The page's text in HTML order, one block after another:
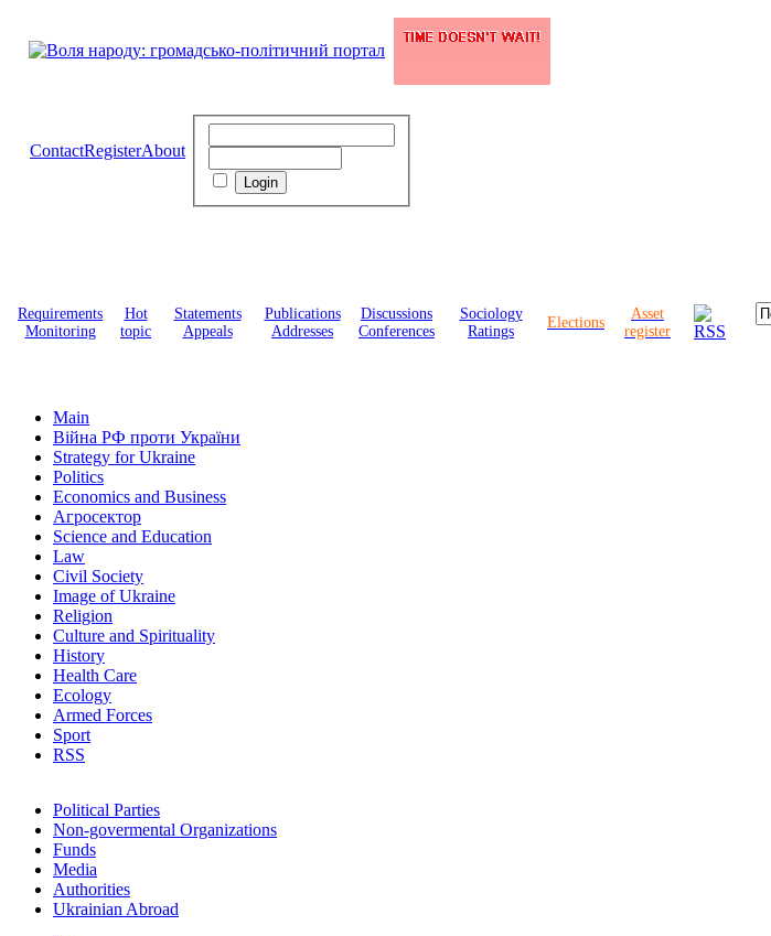
ContactRegisterAbout
Requirements
Monitoring
Hot
topic
Statements
Appeals
Publications
Addresses
Discussions
Conferences
Sociology
Ratings
Elections
Asset
register
Main
Війна РФ проти України
Strategy for Ukraine
Politics
Economics and Business
Агросектор
Science and Education
Law
Civil Society
Image of Ukraine
Religion
Culture and Spirituality
History
Health Care
Ecology
Armed Forces
Sport
RSS
Political Parties
Non-govermental Organizations
Funds
Мedia
Authorities
Ukrainian Abroad